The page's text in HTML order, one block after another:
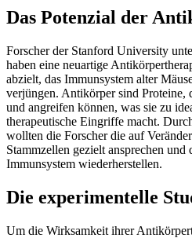
Das Potenzial der
Forscher der Stanford University
haben eine neuartige
abzielt, das Immunsystem alter
verjüngen. Antikörper sind Proteine,
und angreifen können, was sie zu
therapeutische Eingriffe macht.
wollten die Forscher die auf
Stammzellen gezielt ansprechen
Immunsystem wiederherstellen.
Die experimentelle
Um die Wirksamkeit ihrer